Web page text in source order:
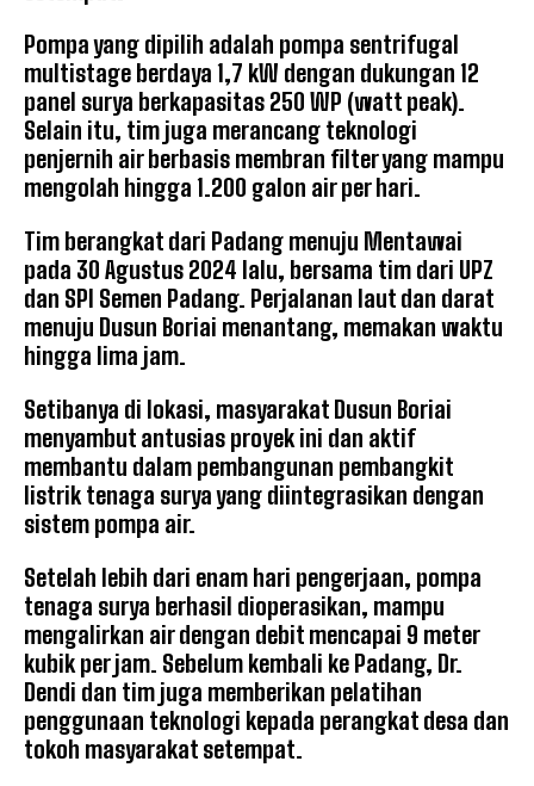
Pompa yang dipilih adalah pompa sentrifugal
multistage berdaya 1,7 kW dengan dukungan 12
panel surya berkapasitas 250 WP (watt peak).
Selain itu, tim juga merancang teknologi
penjernih air berbasis membran filter yang mampu
mengolah hingga 1.200 galon air per hari.
Tim berangkat dari Padang menuju Mentawai
pada 30 Agustus 2024 lalu, bersama tim dari UPZ
dan SPI Semen Padang. Perjalanan laut dan darat
menuju Dusun Boriai menantang, memakan waktu
hingga lima jam.
Setibanya di lokasi, masyarakat Dusun Boriai
menyambut antusias proyek ini dan aktif
membantu dalam pembangunan pembangkit
listrik tenaga surya yang diintegrasikan dengan
sistem pompa air.
Setelah lebih dari enam hari pengerjaan, pompa
tenaga surya berhasil dioperasikan, mampu
mengalirkan air dengan debit mencapai 9 meter
kubik per jam. Sebelum kembali ke Padang, Dr.
Dendi dan tim juga memberikan pelatihan
penggunaan teknologi kepada perangkat desa dan
tokoh masyarakat setempat.